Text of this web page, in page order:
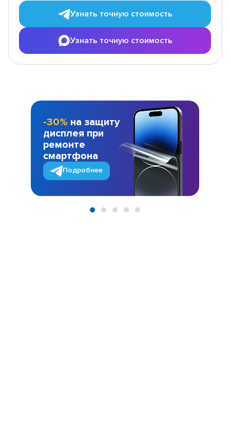
Узнать точную стоимость
Узнать точную стоимость
-30% на защиту
дисплея при
ремонте
смартфона
Подробнее